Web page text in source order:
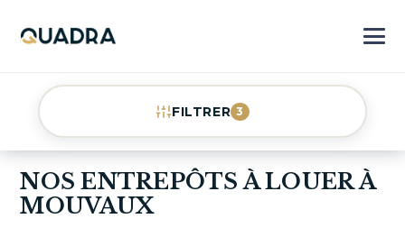
FILTRER 3
NOS ENTREPÔTS À LOUER À
MOUVAUX